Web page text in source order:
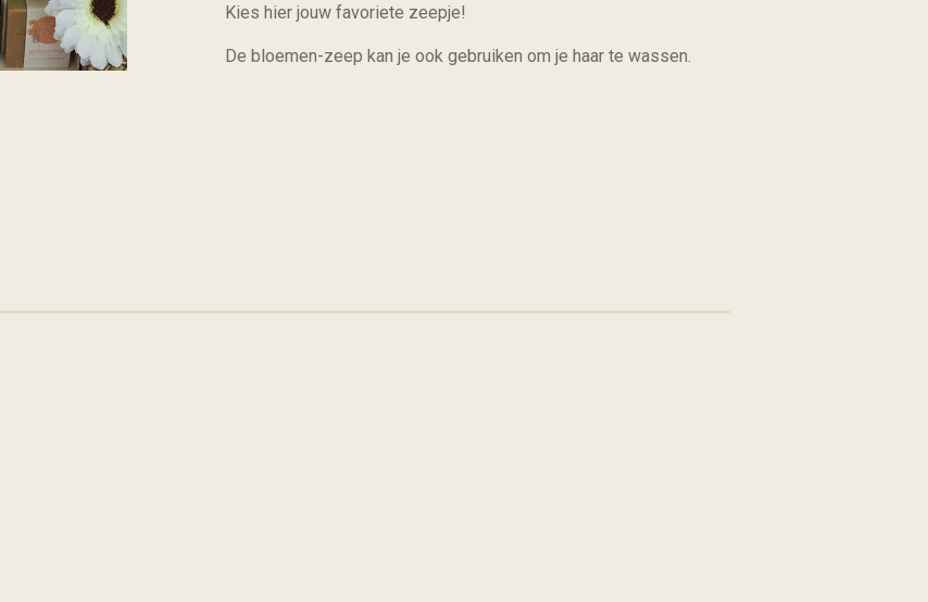
Kies hier jouw favoriete zeepje!
De bloemen-zeep kan je ook gebruiken om je haar te wassen.